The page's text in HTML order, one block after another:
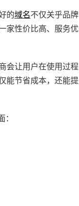
的域名不仅关乎品牌
家性价比高、服务优
会让用户在使用过程
能节省成本，还能提